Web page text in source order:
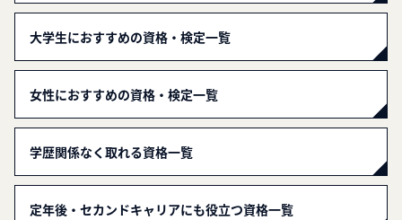
大学生におすすめの資格・検定一覧
女性におすすめの資格・検定一覧
学歴関係なく取れる資格一覧
定年後・セカンドキャリアにも役立つ資格一覧